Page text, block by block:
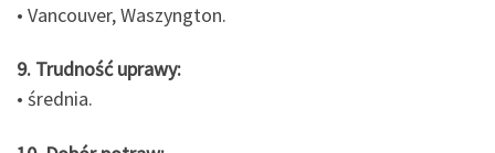
• Vancouver, Waszyngton.
9. Trudność uprawy:
• średnia.